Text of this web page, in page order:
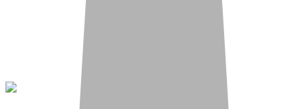
Your Cart Is Empty!
BACK TO SHOP
+7(962)012-555-1
rekord.abrikos@mail.ru
facebook